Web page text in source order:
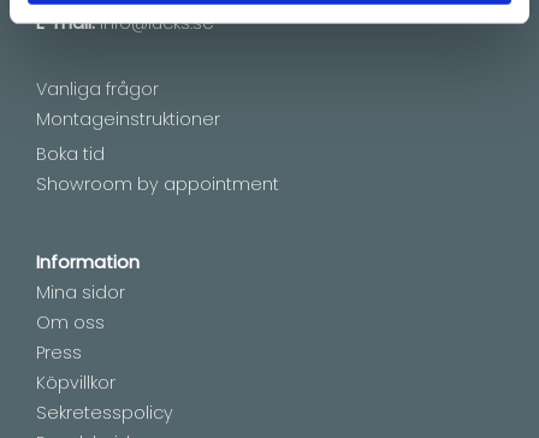
E-mail:info@lucks.se
Vanliga frågor
Montageinstruktioner
Boka tid
Showroom by appointment
Information
Mina sidor
Om oss
Press
Köpvillkor
Sekretesspolicy